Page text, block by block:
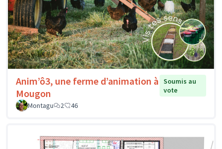
Anim’ô3, une ferme d’animation à
Mougon
Soumis au
vote
Montagu
2 46